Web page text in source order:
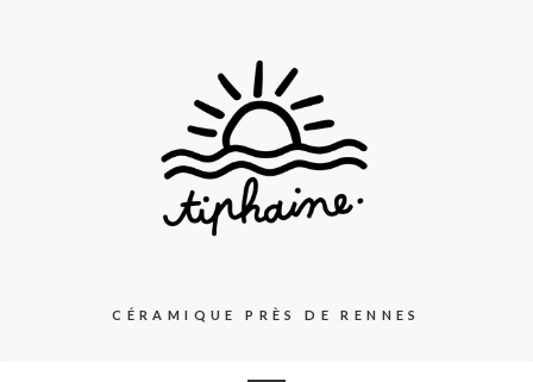
CÉRAMIQUE PRÈS DE RENNES